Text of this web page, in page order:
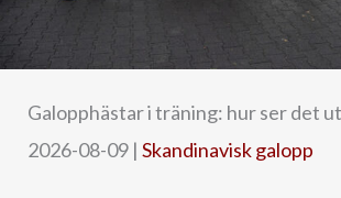
Galopphästar i träning: hur ser det
2026-08-09 | Skandinavisk galopp